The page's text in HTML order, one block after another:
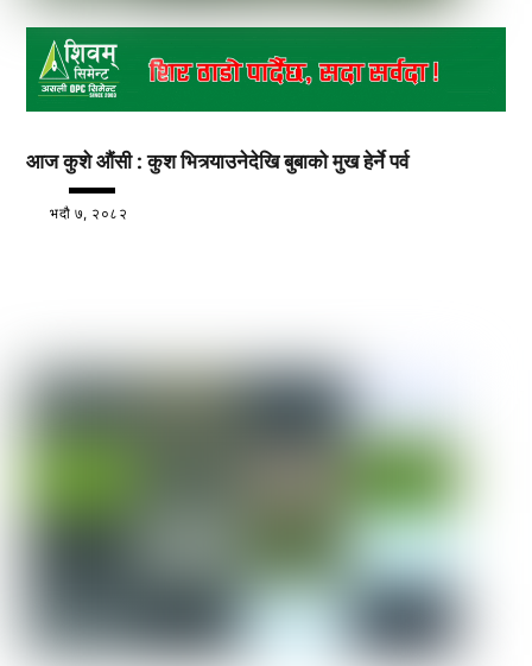
आज कुशे औंसी : कुश भित्र्याउनेदेखि बुबाको मुख हेर्ने पर्व
भदौ ७, २०८२